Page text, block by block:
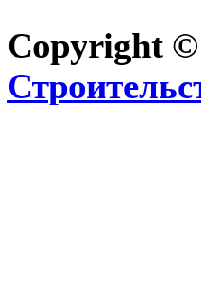
Copyright